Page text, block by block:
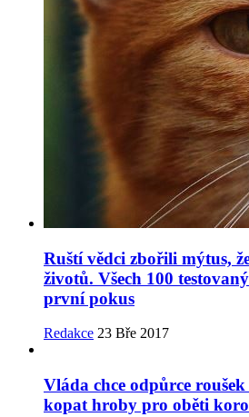
Ruští vědci zbořili mýtus,
životů. Všech 100
první pokus
Redakce 23 Bře 2017
Vláda chce odpůrce
kopat hroby pro oběti